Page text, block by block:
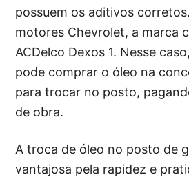
possuem os aditivos
motores Chevrolet, a marca
ACDelco Dexos 1. Nesse
pode comprar o óleo na
para trocar no posto,
de obra.
A troca de óleo no posto de
vantajosa pela rapidez e